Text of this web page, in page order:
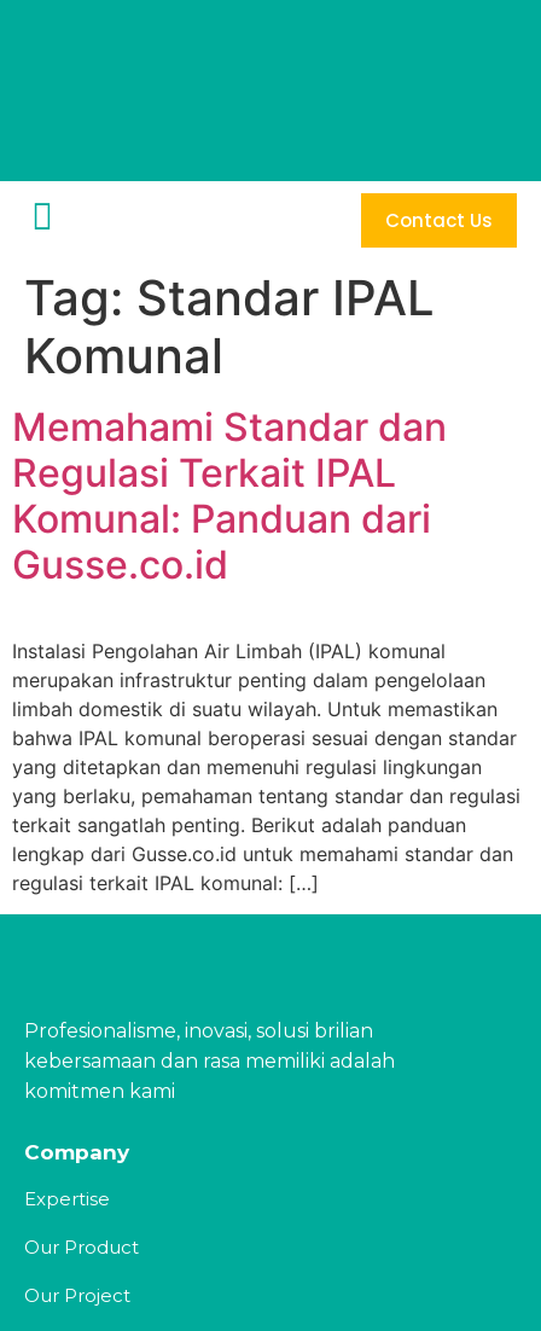
Contact Us
Tag: Standar IPAL
Komunal
Memahami Standar dan
Regulasi Terkait IPAL
Komunal: Panduan dari
Gusse.co.id
Instalasi Pengolahan Air Limbah (IPAL) komunal
merupakan infrastruktur penting dalam pengelolaan
limbah domestik di suatu wilayah. Untuk memastikan
bahwa IPAL komunal beroperasi sesuai dengan standar
yang ditetapkan dan memenuhi regulasi lingkungan
yang berlaku, pemahaman tentang standar dan regulasi
terkait sangatlah penting. Berikut adalah panduan
lengkap dari Gusse.co.id untuk memahami standar dan
regulasi terkait IPAL komunal: […]
Profesionalisme, inovasi, solusi brilian
kebersamaan dan rasa memiliki adalah
komitmen kami
Company
Expertise
Our Product
Our Project